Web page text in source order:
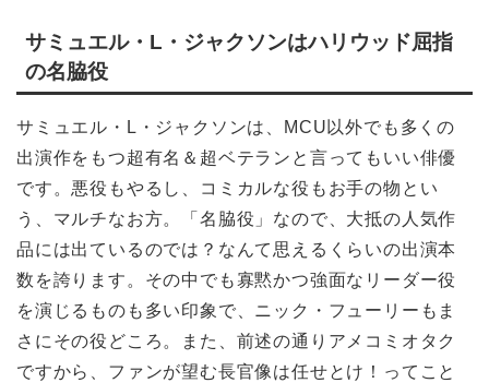
サミュエル・L・ジャクソンはハリウッド屈指
の名脇役
サミュエル・L・ジャクソンは、MCU以外でも多くの
出演作をもつ超有名＆超ベテランと言ってもいい俳優
です。悪役もやるし、コミカルな役もお手の物とい
う、マルチなお方。「名脇役」なので、大抵の人気作
品には出ているのでは？なんて思えるくらいの出演本
数を誇ります。その中でも寡黙かつ強面なリーダー役
を演じるものも多い印象で、ニック・フューリーもま
さにその役どころ。また、前述の通りアメコミオタク
ですから、ファンが望む長官像は任せとけ！ってこと